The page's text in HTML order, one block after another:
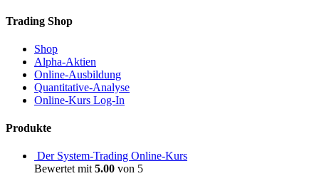
Trading Shop
Shop
Alpha-Aktien
Online-Ausbildung
Quantitative-Analyse
Online-Kurs Log-In
Produkte
Der System-Trading Online-Kurs
Bewertet mit 5.00 von 5